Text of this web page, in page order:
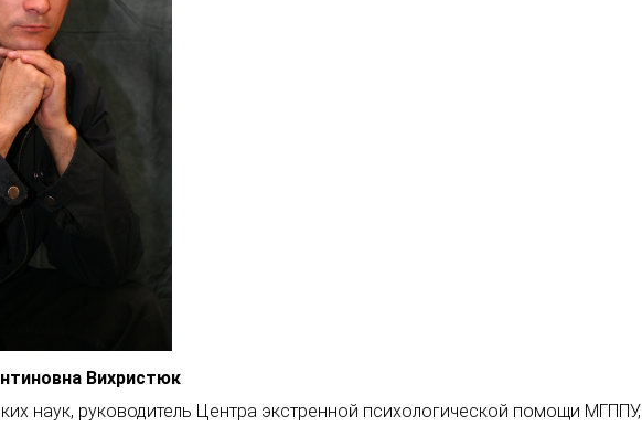
Вихристюк
наук, руководитель Центра экстренной психологической помощи МГППУ,